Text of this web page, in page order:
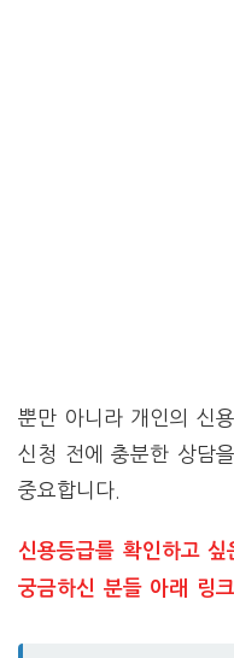
뿐만 아니라 개인의 신
신청 전에 충분한 상담
중요합니다.
신용등급를 확인하고 싶
궁금하신 분들 아래 링